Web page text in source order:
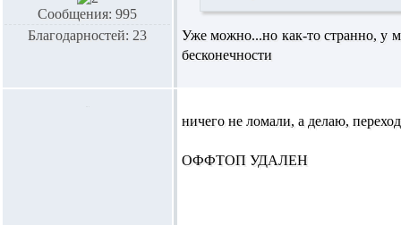
Сообщения: 995
Благодарностей: 23
Уже можно...но как-то странно, у
бесконечности
ничего не ломали, а делаю,
ОФФТОП УДАЛЕН